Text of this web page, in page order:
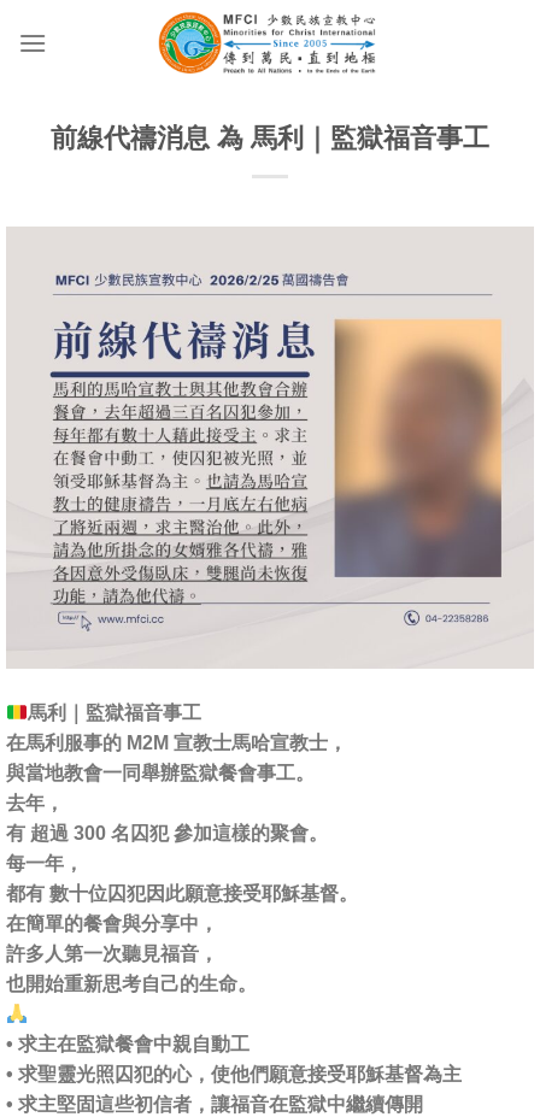
前線代禱消息 為 馬利｜監獄福音事工
馬利｜監獄福音事工
在馬利服事的 M2M 宣教士馬哈宣教士，
與當地教會一同舉辦監獄餐會事工。
去年，
有 超過 300 名囚犯 參加這樣的聚會。
每一年，
都有 數十位囚犯因此願意接受耶穌基督。
在簡單的餐會與分享中，
許多人第一次聽見福音，
也開始重新思考自己的生命。
• 求主在監獄餐會中親自動工
• 求聖靈光照囚犯的心，使他們願意接受耶穌基督為主
• 求主堅固這些初信者，讓福音在監獄中繼續傳開